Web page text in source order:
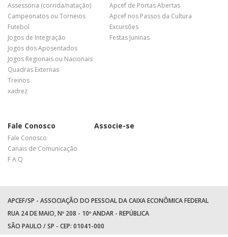
Assessoria (corrida/natação)
Campeonatos ou Torneios
Futebol
Jogos de Integração
Jogos dos Aposentados
Jogos Regionais ou Nacionais
Quadras Externas
Treinos
xadrez
Apcef de Portas Abertas
Apcef nos Passos da Cultura
Excursões
Festas Juninas
Fale Conosco
Fale Conosco
Canais de Comunicação
F A Q
Associe-se
APCEF/SP - ASSOCIAÇÃO DO PESSOAL DA CAIXA ECONÔMICA FEDERAL
RUA 24 DE MAIO, Nº 208 - 10º ANDAR - REPÚBLICA
SÃO PAULO / SP - CEP: 01041-000